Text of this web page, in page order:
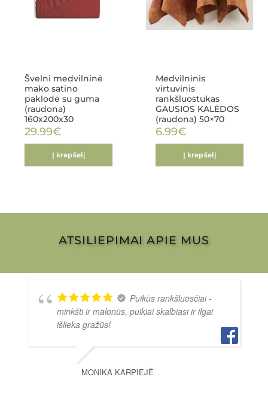
Švelni medvilninė
mako satino
paklodė su guma
(raudona)
160x200x30
29.99€
Į krepšelį
Medvilninis
virtuvinis
rankšluostukas
GAUSIOS KALĖDOS
(raudona) 50×70
6.99€
Į krepšelį
ATSILIEPIMAI APIE MUS
Puikūs rankšluosčiai -
minkšti ir malonūs, puikiai skalbiasi ir ilgai
išlieka gražūs!
MONIKA KARPIEJĖ